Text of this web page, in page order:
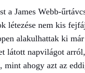
a James Webb-
létezése nem kis
alakulhattak ki
látott napvilágot
mint ahogy azt az